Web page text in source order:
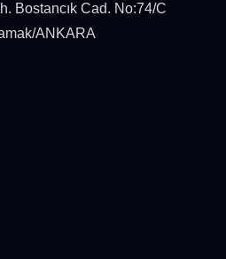
Bostancık Cad. No:74/C
ANKARA